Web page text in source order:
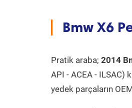
Bmw X6
Pratik araba; 2014
API - ACEA - ILSAC)
yedek parçaların